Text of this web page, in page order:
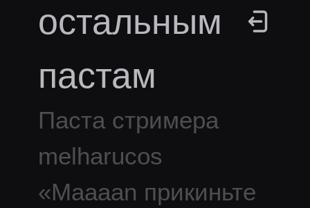
остальным
пастам
Паста стримера
melharucos
«Maaaan прикиньте